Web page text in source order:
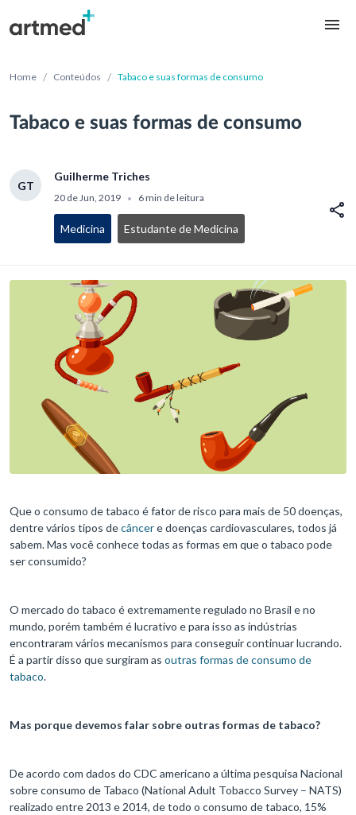
Home / Conteúdos / Tabaco e suas formas de consumo
Tabaco e suas formas de consumo
GT
Guilherme Triches
20 de Jun, 2019 • 6 min de leitura
Medicina Estudante de Medicina
Que o consumo de tabaco é fator de risco para mais de 50 doenças,
dentre vários tipos decâncere doenças cardiovasculares, todos já
sabem. Mas você conhece todas as formas em que o tabaco pode
ser consumido?
O mercado do tabaco é extremamente regulado no Brasil e no
mundo, porém também é lucrativo e para isso as indústrias
encontraram vários mecanismos para conseguir continuar lucrando.
É a partir disso que surgiram as outras formas de consumo de
tabaco.
Mas porque devemos falar sobre outras formas de tabaco?
De acordo com dados do CDC americano a última pesquisa Nacional
sobre consumo de Tabaco (National Adult Tobacco Survey – NATS)
realizado entre 2013 e 2014, de todo o consumo de tabaco, 15%